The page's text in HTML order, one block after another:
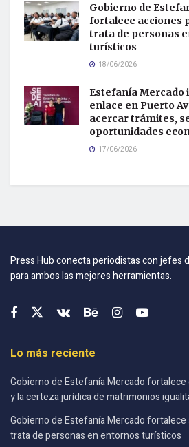
Gobierno de
fortalece acciones
trata de personas
turísticos
18/06/2026
Estefanía Mercado
enlace en Puerto
acercar trámites,
oportunidades
17/06/2026
Press Hub conecta periodistas con jefes
para ambos las mejores herramientas.
Lo más reciente
Gobierno de Estefanía Mercado
y la certeza jurídica de matrimonios
Gobierno de Estefanía Mercado
trata de personas en entornos turísticos